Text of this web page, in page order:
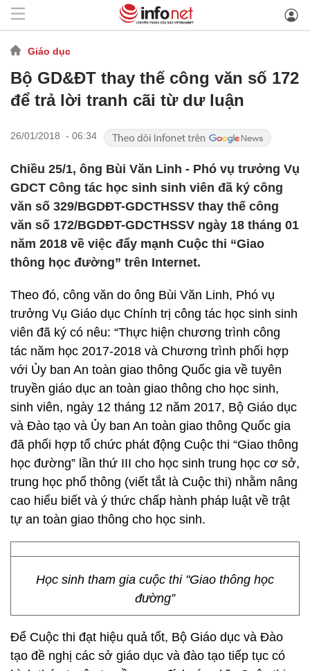
Giáo dục
Bộ GD&ĐT thay thế công văn số 172
để trả lời tranh cãi từ dư luận
26/01/2018 - 06:34
Chiều 25/1, ông Bùi Văn Linh - Phó vụ trưởng Vụ
GDCT Công tác học sinh sinh viên đã ký công
văn số 329/BGDĐT-GDCTHSSV thay thế công
văn số 172/BGDĐT-GDCTHSSV ngày 18 tháng 01
năm 2018 về việc đẩy mạnh Cuộc thi “Giao
thông học đường” trên Internet.
Theo đó, công văn do ông Bùi Văn Linh, Phó vụ
trưởng Vụ Giáo dục Chính trị công tác học sinh sinh
viên đã ký có nêu: “Thực hiện chương trình công
tác năm học 2017-2018 và Chương trình phối hợp
với Ủy ban An toàn giao thông Quốc gia về tuyên
truyền giáo dục an toàn giao thông cho học sinh,
sinh viên, ngày 12 tháng 12 năm 2017, Bộ Giáo dục
và Đào tạo và Ủy ban An toàn giao thông Quốc gia
đã phối hợp tổ chức phát động Cuộc thi “Giao thông
học đường” lần thứ III cho học sinh trung học cơ sở,
trung học phổ thông (viết tắt là Cuộc thi) nhằm nâng
cao hiểu biết và ý thức chấp hành pháp luật về trật
tự an toàn giao thông cho học sinh.
Học sinh tham gia cuộc thi "Giao thông học
đường”
Để Cuộc thi đạt hiệu quả tốt, Bộ Giáo dục và Đào
tạo đề nghị các sở giáo dục và đào tạo tiếp tục có